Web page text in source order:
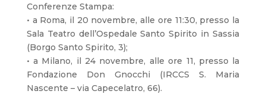
Conferenze Stampa:
• a Roma, il 20 novembre, alle ore 11:30, presso la
Sala Teatro dell’Ospedale Santo Spirito in Sassia
(Borgo Santo Spirito, 3);
• a Milano, il 24 novembre, alle ore 11, presso la
Fondazione Don Gnocchi (IRCCS S. Maria
Nascente – via Capecelatro, 66).